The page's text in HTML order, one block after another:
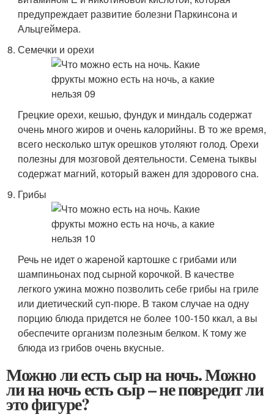
предупреждает развитие болезни Паркинсона и
Альцгеймера.
Семечки и орехи
Грецкие орехи, кешью, фундук и миндаль содержат
очень много жиров и очень калорийны. В то же время,
всего несколько штук орешков утоляют голод. Орехи
полезны для мозговой деятельности. Семена тыквы
содержат магний, который важен для здорового сна.
Грибы
Речь не идет о жареной картошке с грибами или
шампиньонах под сырной корочкой. В качестве
легкого ужина можно позволить себе грибы на гриле
или диетический суп-пюре. В таком случае на одну
порцию блюда придется не более 100-150 ккал, а вы
обеспечите организм полезным белком. К тому же
блюда из грибов очень вкусные.
Можно ли есть сыр на ночь. Можно
ли на ночь есть сыр – не повредит ли
это фигуре?